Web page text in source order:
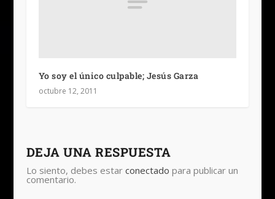
Yo soy el único culpable; Jesús Garza
octubre 12, 2011
DEJA UNA RESPUESTA
Lo siento, debes estar conectado para publicar un
comentario.